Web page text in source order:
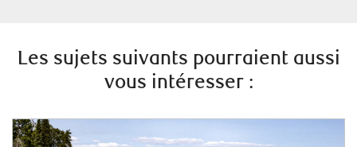
Les sujets suivants pourraient aussi
vous intéresser :